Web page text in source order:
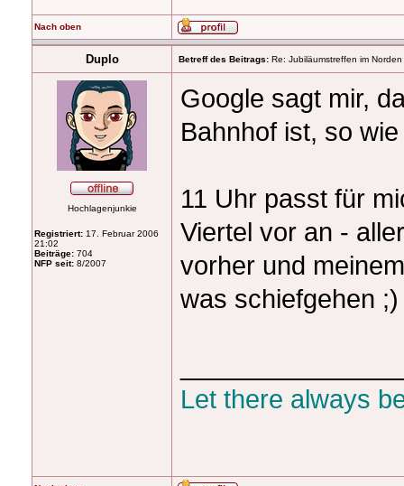
Nach oben
Duplo Betreff des Beitrags: Re: Jubiläumstreffen im Norden
Hochlagenjunkie
Registriert: 17. Februar 2006
21:02
Beiträge: 704
NFP seit: 8/2007
Google sagt mir,
Bahnhof ist, so
11 Uhr passt für
Viertel vor an -
vorher und
was schiefgehen ;)
Let there always